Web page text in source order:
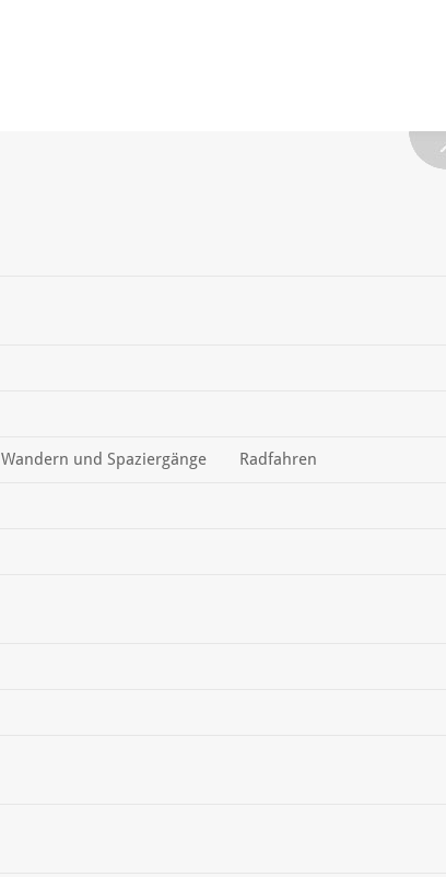
Wandern und Spaziergänge Radfahren